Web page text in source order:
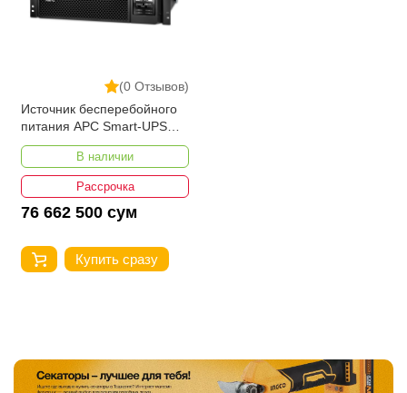
(0 Отзывов)
Источник бесперебойного
питания APC Smart-UPS
SRT 5000VA RM 230V
В наличии
Рассрочка
76 662 500 сум
Купить сразу